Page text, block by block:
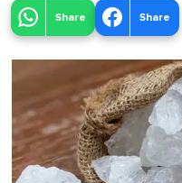
Share Share